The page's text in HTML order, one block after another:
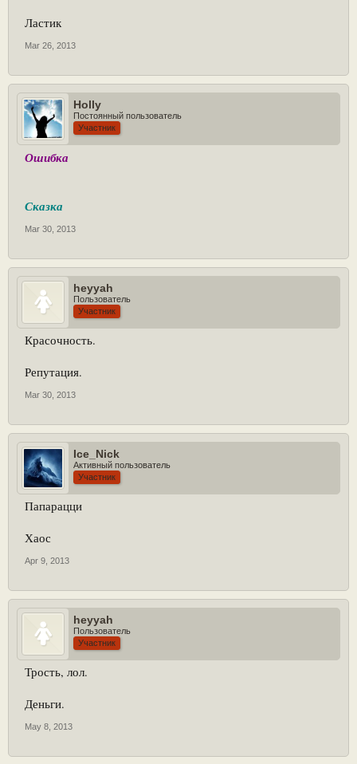
Ластик
Mar 26, 2013
Holly
Постоянный пользователь
Участник
Ошибка
Сказка
Mar 30, 2013
heyyah
Пользователь
Участник
Красочность.
Репутация.
Mar 30, 2013
Ice_Nick
Активный пользователь
Участник
Папарацци
Хаос
Apr 9, 2013
heyyah
Пользователь
Участник
Трость, лол.
Деньги.
May 8, 2013